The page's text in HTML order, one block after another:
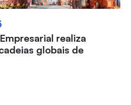
realiza
globais de